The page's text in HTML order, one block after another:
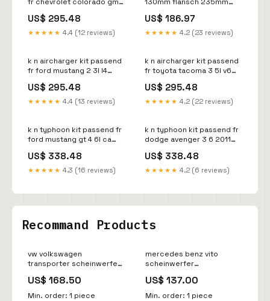
63 3104 KT24265KT
US$ 295.48
★★★★★ 4.4 (12 reviews)
hhe 66 3130 CL641584
US$ 186.97
★★★★★ 4.2 (23 reviews)
k n aircharger kit passend
fr ford mustang 2 3l l4
Titel:Default Title
US$ 295.48
★★★★★ 4.4 (13 reviews)
k n aircharger kit passend
fr toyota tacoma 3 5l v6
Titel:Default Title
US$ 295.48
★★★★★ 4.2 (22 reviews)
k n typhoon kit passend fr
ford mustang gt 4 6l ca
3521tp CL285706
US$ 338.48
★★★★★ 4.3 (16 reviews)
k n typhoon kit passend fr
dodge avenger 3 6 2011
2013 silber 69 2546ts
Titel:Default Title
US$ 338.48
★★★★★ 4.2 (6 reviews)
Recommand Products
vw volkswagen
transporter scheinwerfer
sch3262887479tw
US$ 168.50
Min. order: 1 piece
mercedes benz vito
scheinwerfer
sch1559327330qc
US$ 137.00
Min. order: 1 piece